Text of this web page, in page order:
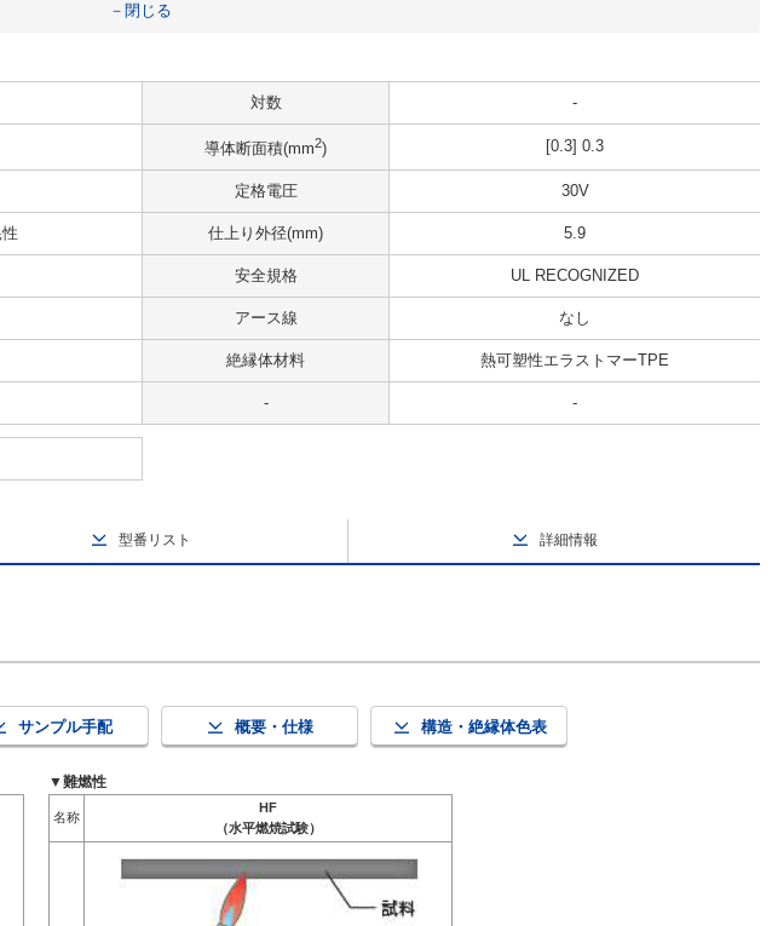
－閉じる
対数 -
導体断面積(mm2) [0.3] 0.3
定格電圧 30V
仕上り外径(mm) 5.9
安全規格 UL RECOGNIZED
アース線 なし
絶縁体材料 熱可塑性エラストマーTPE
- -
型番リスト 詳細情報
サンプル手配 概要・仕様 構造・絶縁体色表
▼難燃性
名称
HF
（水平燃焼試験）